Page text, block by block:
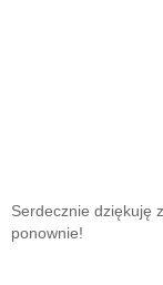
Serdecznie dziękuję
ponownie!